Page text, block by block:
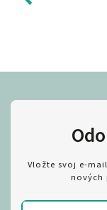
Vložte svoj e-
nových